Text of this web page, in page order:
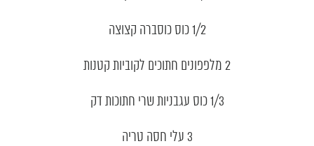
1/2 כוס כוסברה קצוצה
2 מלפפונים חתוכים לקוביות קטנות
1/3 כוס עגבניות שרי חתוכות דק
3 עלי חסה טריה